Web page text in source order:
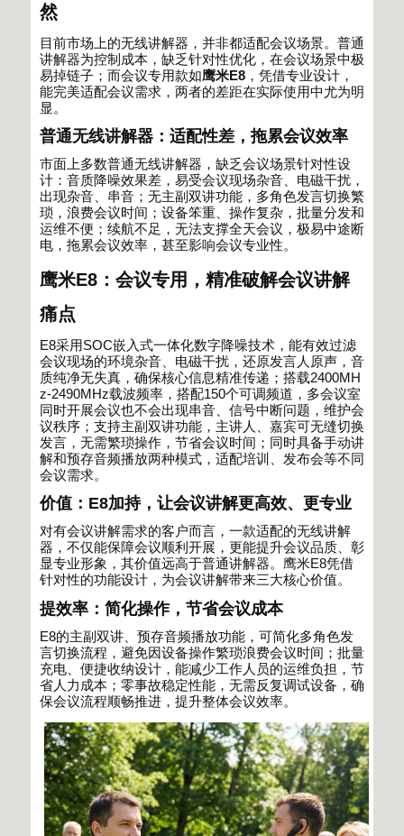
然
目前市场上的无线讲解器，并非都适配会议场景。普通
讲解器为控制成本，缺乏针对性优化，在会议场景中极
易掉链子；而会议专用款如鹰米E8 ，凭借专业设计，
能完美适配会议需求，两者的差距在实际使用中尤为明
显。
普通无线讲解器：适配性差，拖累会议效率
市面上多数普通无线讲解器，缺乏会议场景针对性设
计：音质降噪效果差，易受会议现场杂音、电磁干扰，
出现杂音、串音；无主副双讲功能，多角色发言切换繁
琐，浪费会议时间；设备笨重、操作复杂，批量分发和
运维不便；续航不足，无法支撑全天会议，极易中途断
电，拖累会议效率，甚至影响会议专业性。
鹰米E8 ：会议专用，精准破解会议讲解
痛点
E8采用SOC嵌入式一体化数字降噪技术，能有效过滤
会议现场的环境杂音、电磁干扰，还原发言人原声，音
质纯净无失真，确保核心信息精准传递；搭载2400MH
z-2490MHz载波频率，搭配150个可调频道，多会议室
同时开展会议也不会出现串音、信号中断问题，维护会
议秩序；支持主副双讲功能，主讲人、嘉宾可无缝切换
发言，无需繁琐操作，节省会议时间；同时具备手动讲
解和预存音频播放两种模式，适配培训、发布会等不同
会议需求。
价值： E8加持，让会议讲解更高效、更专业
对有会议讲解需求的客户而言，一款适配的无线讲解
器，不仅能保障会议顺利开展，更能提升会议品质、彰
显专业形象，其价值远高于普通讲解器。鹰米E8凭借
针对性的功能设计，为会议讲解带来三大核心价值。
提效率：简化操作，节省会议成本
E8的主副双讲、预存音频播放功能，可简化多角色发
言切换流程，避免因设备操作繁琐浪费会议时间；批量
充电、便捷收纳设计，能减少工作人员的运维负担，节
省人力成本；零事故稳定性能，无需反复调试设备，确
保会议流程顺畅推进，提升整体会议效率。